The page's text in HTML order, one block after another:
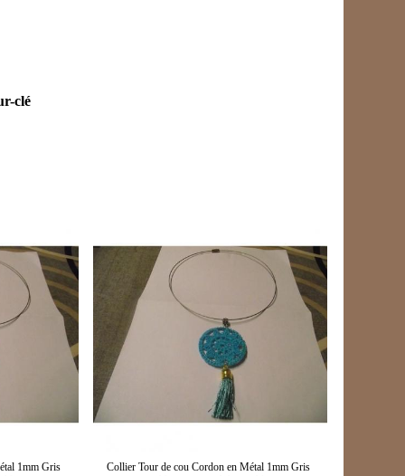
clé
1mm Gris
Collier Tour de cou Cordon en Métal 1mm Gris